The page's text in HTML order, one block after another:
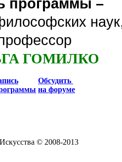
программы –
ГОМИЛКО
Обсудить
на форуме
© 2008-2013